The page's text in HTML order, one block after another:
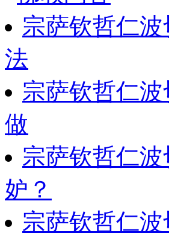
宗萨钦哲仁
法
宗萨钦哲仁
做
宗萨钦哲仁
妒？
宗萨钦哲仁